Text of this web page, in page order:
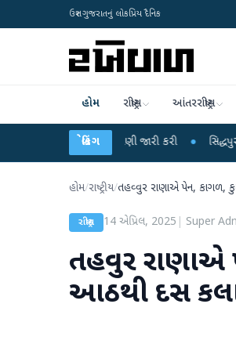
ઉત્તર ગુજરાતનું લોકપ્રિય દૈનિક
હોમ રાષ્ટ્રીય આંતરરાષ્ટ્રીય
બ્રેકિંગ
ચેતવણી જારી કરી ● સિદ્ધપુરથી બોમ્બ
હોમ/રાષ્ટ્રીય/તહવ્વુર રાણાએ પેન, કાગળ,
રાષ્ટ્રીય 14 એપ્રિલ, 2025 Super
તહવ્વુર
આઠથી દસ